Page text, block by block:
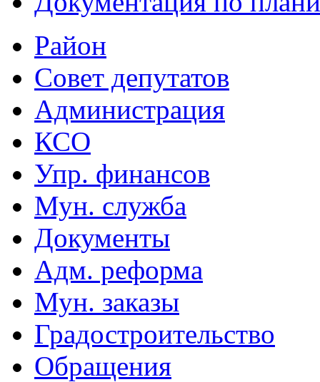
Район
Совет депутатов
Администрация
КСО
Упр. финансов
Мун. служба
Документы
Адм. реформа
Мун. заказы
Градостроительство
Обращения